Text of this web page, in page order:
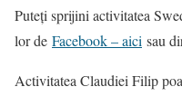
Puteți sprijini activitatea
lor de Facebook – aici sau
Activitatea Claudiei Filip